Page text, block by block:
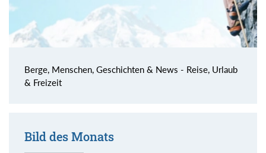
Berge, Menschen, Geschichten & News - Reise, Urlaub
& Freizeit
Bild des Monats